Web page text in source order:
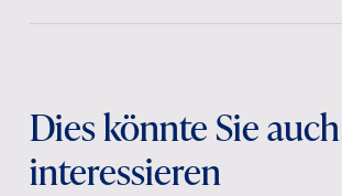
Dies könnte Sie auch
interessieren